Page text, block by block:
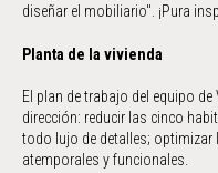
diseñar el mobiliario". ¡Pura
Planta de la vivienda
El plan de trabajo del equipo
dirección: reducir las cinco
todo lujo de detalles;
atemporales y funcionales.